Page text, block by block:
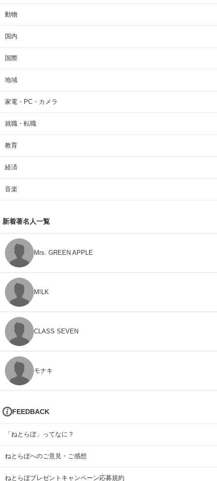
動物
国内
国際
地域
家電・PC・カメラ
就職・転職
教育
経済
音楽
新着著名人一覧
Mrs. GREEN APPLE
M!LK
CLASS SEVEN
モナキ
FEEDBACK
「ねとらぼ」ってなに？
ねとらぼへのご意見・ご感想
ねとらぼプレゼントキャンペーン応募規約